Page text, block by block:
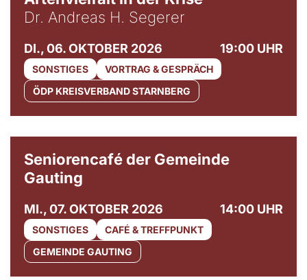
Dr. Andreas H. Segerer
DI., 06. OKTOBER 2026 19:00 UHR
SONSTIGES
VORTRAG & GESPRÄCH
ÖDP KREISVERBAND STARNBERG
Seniorencafé der Gemeinde
Gauting
MI., 07. OKTOBER 2026 14:00 UHR
SONSTIGES
CAFÉ & TREFFPUNKT
GEMEINDE GAUTING